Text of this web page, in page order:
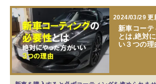
2024/03/29 更
新車コー
とは,絶対
い３つの理